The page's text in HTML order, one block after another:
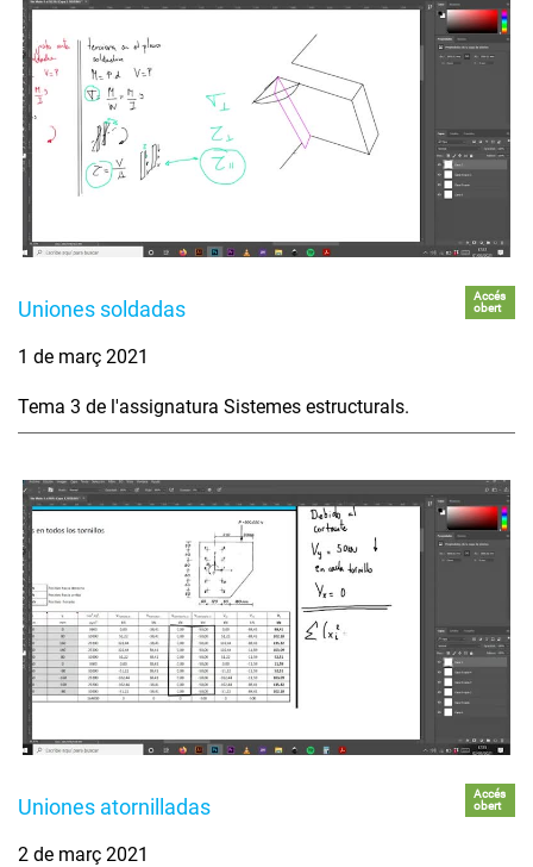
Uniones soldadas
Accés
obert
1 de març 2021
Tema 3 de l'assignatura Sistemes estructurals.
Uniones atornilladas
Accés
obert
2 de març 2021